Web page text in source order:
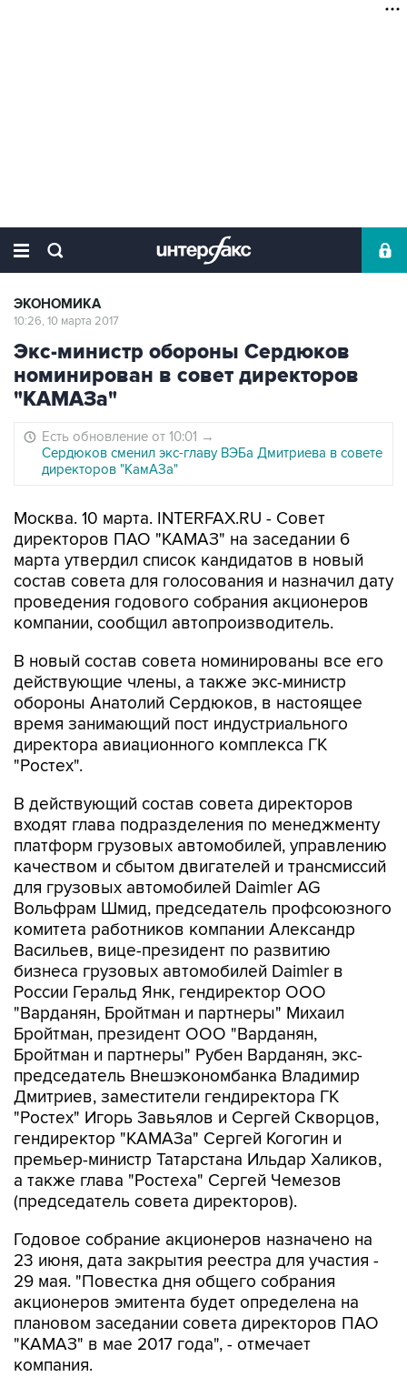
ЭКОНОМИКА
10:26, 10 марта 2017
Экс-министр обороны Сердюков
номинирован в совет директоров
"КАМАЗа"
Есть обновление от 10:01 →
Сердюков сменил экс-главу ВЭБа Дмитриева в совете
директоров "КамАЗа"
Москва. 10 марта. INTERFAX.RU - Совет
директоров ПАО "КАМАЗ" на заседании 6
марта утвердил список кандидатов в новый
состав совета для голосования и назначил дату
проведения годового собрания акционеров
компании, сообщил автопроизводитель.
В новый состав совета номинированы все его
действующие члены, а также экс-министр
обороны Анатолий Сердюков, в настоящее
время занимающий пост индустриального
директора авиационного комплекса ГК
"Ростех".
В действующий состав совета директоров
входят глава подразделения по менеджменту
платформ грузовых автомобилей, управлению
качеством и сбытом двигателей и трансмиссий
для грузовых автомобилей Daimler AG
Вольфрам Шмид, председатель профсоюзного
комитета работников компании Александр
Васильев, вице-президент по развитию
бизнеса грузовых автомобилей Daimler в
России Геральд Янк, гендиректор ООО
"Варданян, Бройтман и партнеры" Михаил
Бройтман, президент ООО "Варданян,
Бройтман и партнеры" Рубен Варданян, экс-
председатель Внешэкономбанка Владимир
Дмитриев, заместители гендиректора ГК
"Ростех" Игорь Завьялов и Сергей Скворцов,
гендиректор "КАМАЗа" Сергей Когогин и
премьер-министр Татарстана Ильдар Халиков,
а также глава "Ростеха" Сергей Чемезов
(председатель совета директоров).
Годовое собрание акционеров назначено на
23 июня, дата закрытия реестра для участия -
29 мая. "Повестка дня общего собрания
акционеров эмитента будет определена на
плановом заседании совета директоров ПАО
"КАМАЗ" в мае 2017 года", - отмечает
компания.